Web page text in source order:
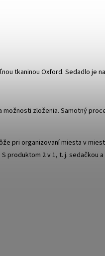
tkaninou Oxford. Sedadlo je
zloženia. Samotný
pri organizovaní miesta v
produktom 2 v 1, t. j. sedačkou